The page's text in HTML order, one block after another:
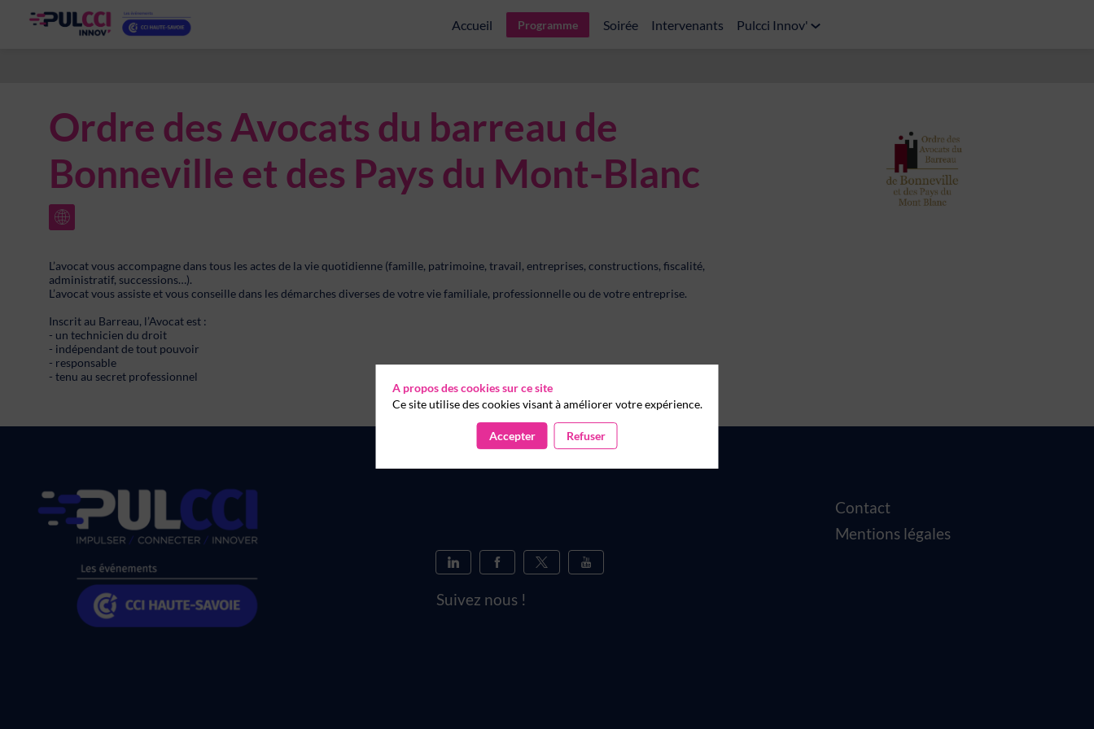
Accueil Programme Soirée Intervenants Pulcci Innov'
Ordre des Avocats du barreau de
Bonneville et des Pays du Mont-Blanc
L’avocat vous accompagne dans tous les actes de la vie quotidienne (famille, patrimoine, travail, entreprises, constructions, fiscalité,
administratif, successions…).
L’avocat vous assiste et vous conseille dans les démarches diverses de votre vie familiale, professionnelle ou de votre entreprise.
Inscrit au Barreau, l’Avocat est :
- un technicien du droit
- indépendant de tout pouvoir
- responsable
- tenu au secret professionnel
Suivez nous !
Contact
Mentions légales
A propos des cookies sur ce site
Ce site utilise des cookies visant à améliorer votre expérience.
Accepter Refuser